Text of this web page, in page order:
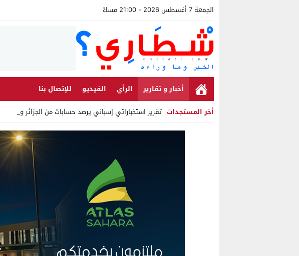
الجمعة 7 أغسطس 2026 - 21:00 مساءً
أخبار و تقارير الرأي الفيديو
للإتصال بنا
أخر المستجدات تقرير استخباراتي إسباني يرصد حسابات من الجزائر وأرقاما ب_
Stop